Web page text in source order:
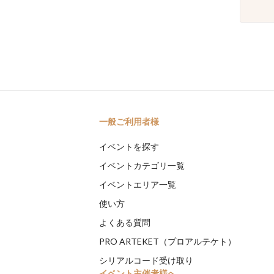
一般ご利用者様
イベントを探す
イベントカテゴリ一覧
イベントエリア一覧
使い方
よくある質問
PRO ARTEKET（プロアルテケト）
シリアルコード受け取り